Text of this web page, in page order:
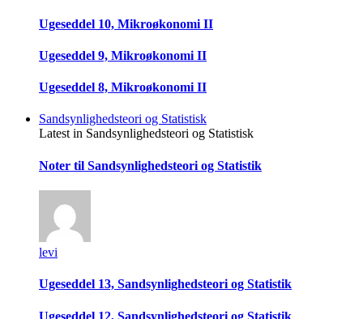
Ugeseddel 10, Mikroøkonomi II
Ugeseddel 9, Mikroøkonomi II
Ugeseddel 8, Mikroøkonomi II
Sandsynlighedsteori og Statistisk
Latest in Sandsynlighedsteori og Statistisk
Noter til Sandsynlighedsteori og Statistik
levi
Ugeseddel 13, Sandsynlighedsteori og Statistik
Ugeseddel 12, Sandsynlighedsteori og Statistik